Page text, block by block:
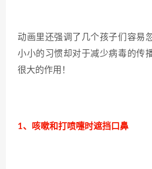
动画里还强调了几个孩子们容易
小小的习惯却对于减少病毒的传
很大的作用！
1、咳嗽和打喷嚏时遮挡口鼻